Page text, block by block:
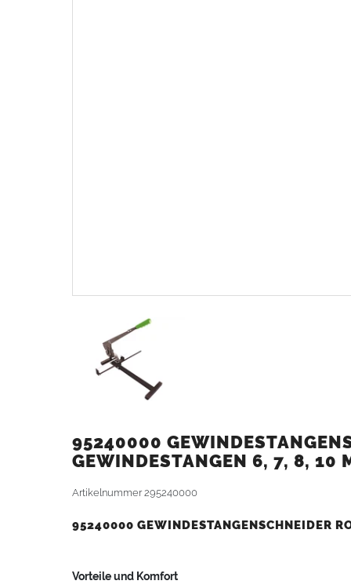
95240000
GEWINDESTANGEN 6, 7, 8, 10
Artikelnummer295240000
95240000 GEWINDESTANGENSCHNEIDER
Vorteile und Komfort